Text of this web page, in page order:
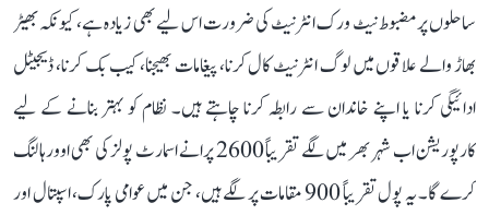
ساحلوں پر مضبوط نیٹ ورک انٹرنیٹ کی ضرورت اس لیے بھی زیادہ ہے، کیونکہ بھیڑ
بھاڑ والے علاقوں میں لوگ انٹرنیٹ کال کرنا، پیغامات بھیجنا، کیب بک کرنا، ڈیجیٹل
ادائیگی کرنا یا اپنے خاندان سے رابطہ کرنا چاہتے ہیں۔ نظام کو بہتر بنانے کے لیے
کارپوریشن اب شہر بھر میں لگے تقریباً 2600 پرانے اسمارٹ پولز کی بھی اوورہالنگ
کرے گا۔ یہ پول تقریباً 900 مقامات پر لگے ہیں، جن میں عوامی پارک، اسپتال اور